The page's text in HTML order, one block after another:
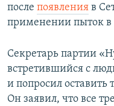
после появления в
применении пыток в
Секретарь партии
встретившийся с
и попросил оставить
Он заявил, что все